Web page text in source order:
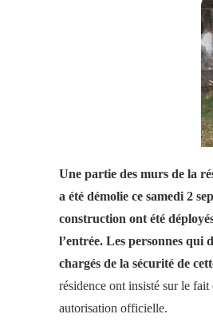
Une partie des murs de la
a été démolie ce samedi 2
construction ont été
l’entrée. Les personnes qui
chargés de la sécurité de
résidence ont insisté sur le fait
autorisation officielle.